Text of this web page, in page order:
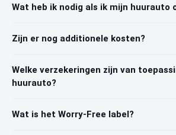
Wat heb ik nodig als ik mijn huurauto
Zijn er nog additionele kosten?
Welke verzekeringen zijn van
huurauto?
Wat is het Worry-Free label?